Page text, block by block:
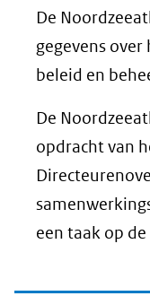
De
gegevens
beleid en
De
opdracht van
een taak op